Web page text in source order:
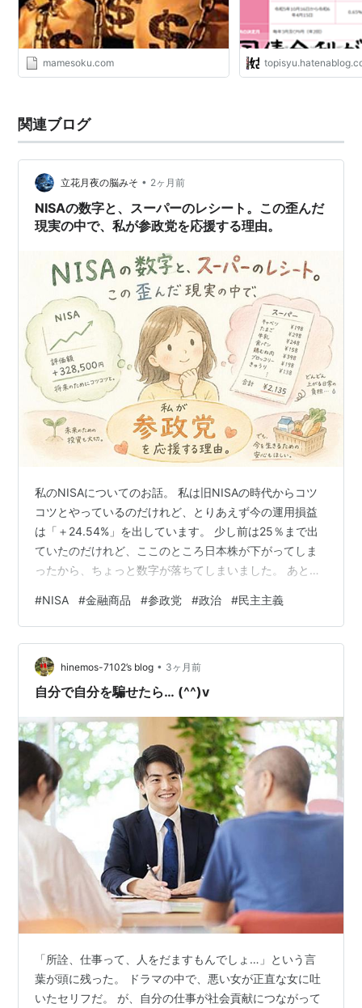
mamesoku.com
関連ブログ
立花月夜の脳みそ • 2ヶ月前
NISAの数字と、スーパーのレシート。この歪んだ
現実の中で、私が参政党を応援する理由。
私のNISAについてのお話。 私は旧NISAの時代からコツ
コツとやっているのだけれど、とりあえず今の運用損益
は「＋24.54%」を出しています。 少し前は25％まで出
ていたのだけれど、ここのところ日本株が下がってしま
ったから、ちょっと数字が落ちてしまいました。 あと、
回りが「22.33%」。NISAに比べると、こちらはちょっ
と振るわないなという印象です。 こうしてデータを見る
と、確かに私の金融資産は少しずつ育ってくれている。
それなのに、日々の生活は本当にきつい。 スーパーに行
けば、今までと同じものを、同じくらいの量しか買って
#NISA #金融商品 #参政党 #政治 #民主主義
hinemos-7102’s blog • 3ヶ月前
自分で自分を騙せたら… (^^)v
「所詮、仕事って、人をだますもんでしょ…」という言
葉が頭に残った。 ドラマの中で、悪い女が正直な女に吐
いたセリフだ。 が、自分の仕事が社会貢献につながって